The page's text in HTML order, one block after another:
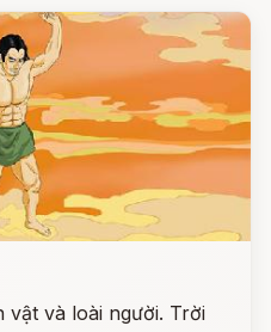
và loài người. Trời